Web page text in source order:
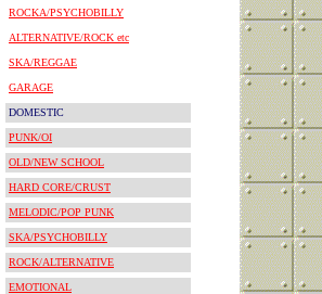
ROCKA/PSYCHOBILLY
ALTERNATIVE/ROCK etc
SKA/REGGAE
GARAGE
DOMESTIC
PUNK/OI
OLD/NEW SCHOOL
HARD CORE/CRUST
MELODIC/POP PUNK
SKA/PSYCHOBILLY
ROCK/ALTERNATIVE
EMOTIONAL